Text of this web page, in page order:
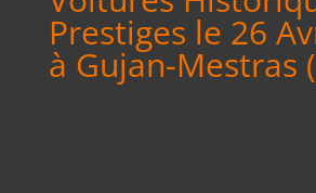
Prestiges le 26
à Gujan-Mestras